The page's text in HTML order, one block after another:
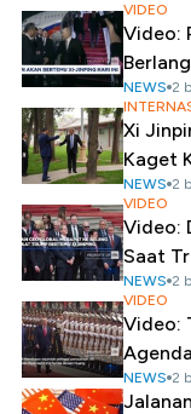
VIDEO
Video:
NEWS 2
Xi
Kaget
NEWS 2
VIDEO
Video:
Saat
NEWS 2
VIDEO
Video:
NEWS 2